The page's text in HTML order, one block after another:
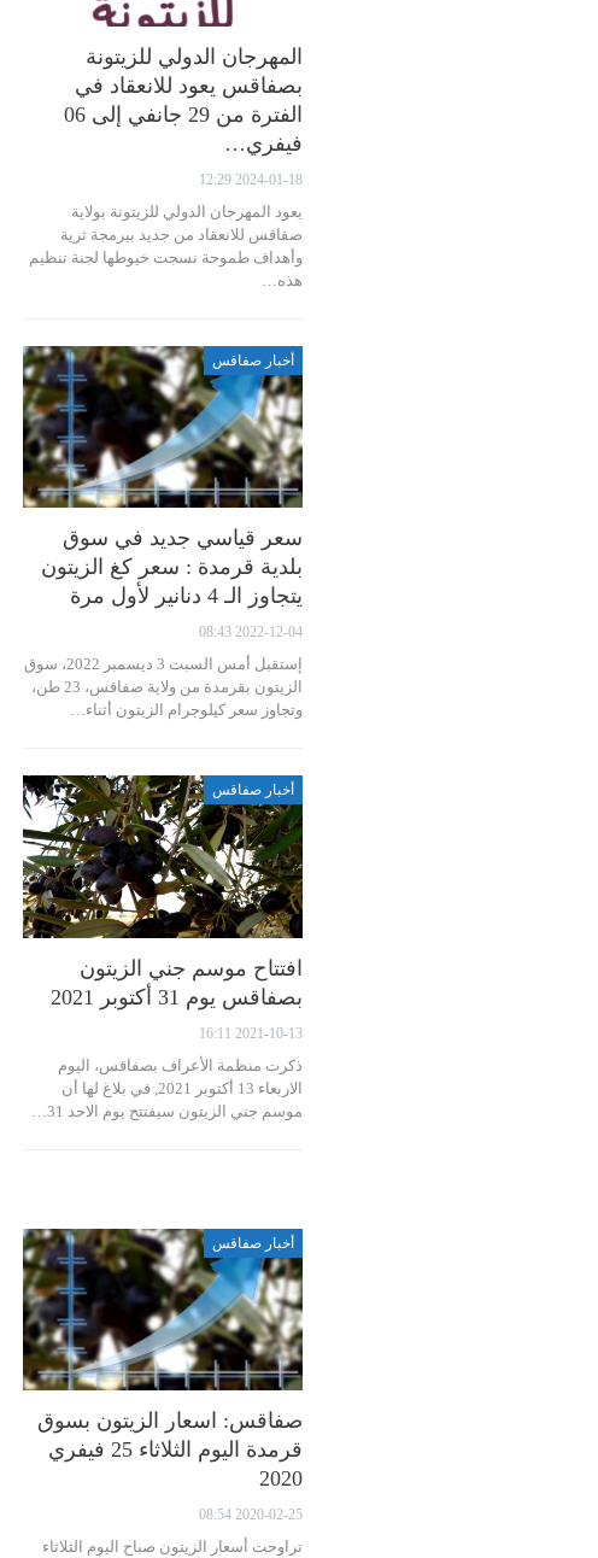
المهرجان الدولي للزيتونة
بصفاقس يعود للانعقاد في
الفترة من 29 جانفي إلى 06
فيفري…
2024-01-18 12:29
يعود المهرجان الدولي للزيتونة بولاية
صفاقس للانعقاد من جديد ببرمجة ثرية
وأهداف طموحة نسجت خيوطها لجنة تنظيم
هذه…
أخبار صفاقس
سعر قياسي جديد في سوق
بلدية قرمدة : سعر كغ الزيتون
يتجاوز الـ 4 دنانير لأول مرة
2022-12-04 08:43
إستقبل أمس السبت 3 ديسمبر 2022، سوق
الزيتون بقرمدة من ولاية صفاقس، 23 طن،
وتجاوز سعر كيلوجرام الزيتون أثناء…
أخبار صفاقس
افتتاح موسم جني الزيتون
بصفاقس يوم 31 أكتوبر 2021
2021-10-13 16:11
ذكرت منظمة الأعراف بصفاقس، اليوم
الاربعاء 13 أكتوبر 2021, في بلاغ لها أن
موسم جني الزيتون سيفتتح يوم الاحد 31…
أخبار صفاقس
صفاقس: اسعار الزيتون بسوق
قرمدة اليوم الثلاثاء 25 فيفري
2020
2020-02-25 08:54
تراوحت أسعار الزيتون صباح اليوم الثلاثاء